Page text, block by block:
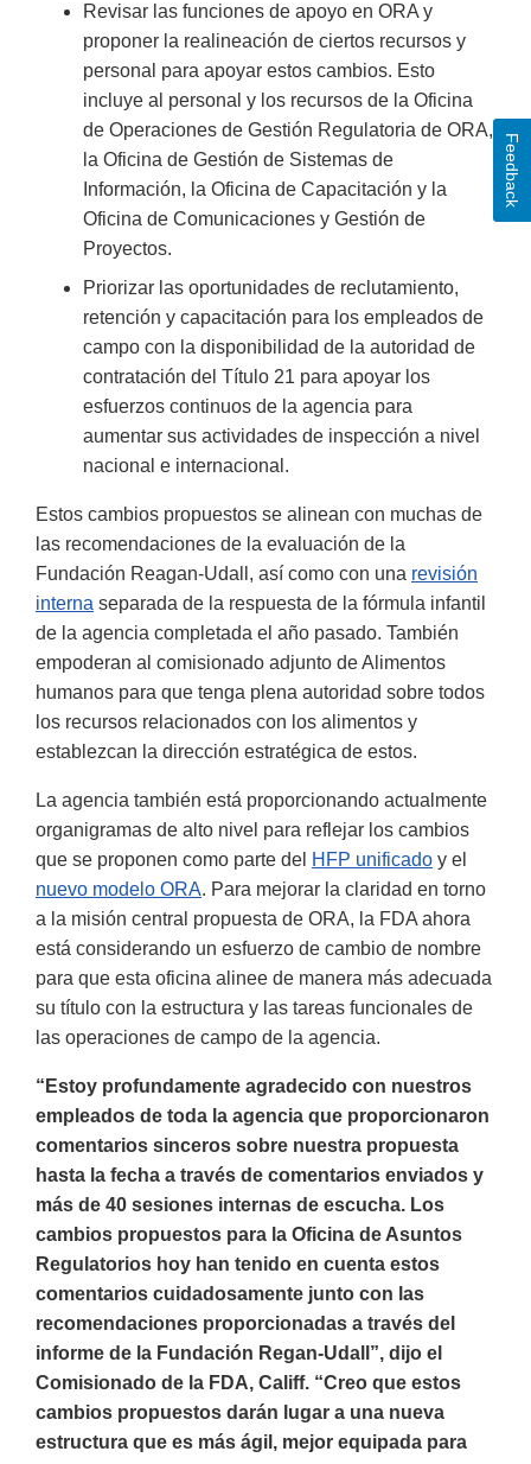
Revisar las funciones de apoyo en ORA y
proponer la realineación de ciertos recursos y
personal para apoyar estos cambios. Esto
incluye al personal y los recursos de la Oficina
de Operaciones de Gestión Regulatoria de ORA,
la Oficina de Gestión de Sistemas de
Información, la Oficina de Capacitación y la
Oficina de Comunicaciones y Gestión de
Proyectos.
Priorizar las oportunidades de reclutamiento,
retención y capacitación para los empleados de
campo con la disponibilidad de la autoridad de
contratación del Título 21 para apoyar los
esfuerzos continuos de la agencia para
aumentar sus actividades de inspección a nivel
nacional e internacional.
Estos cambios propuestos se alinean con muchas de
las recomendaciones de la evaluación de la
Fundación Reagan-Udall, así como con una revisión
interna separada de la respuesta de la fórmula infantil
de la agencia completada el año pasado. También
empoderan al comisionado adjunto de Alimentos
humanos para que tenga plena autoridad sobre todos
los recursos relacionados con los alimentos y
establezcan la dirección estratégica de estos.
La agencia también está proporcionando actualmente
organigramas de alto nivel para reflejar los cambios
que se proponen como parte del HFP unificado y el
nuevo modelo ORA. Para mejorar la claridad en torno
a la misión central propuesta de ORA, la FDA ahora
está considerando un esfuerzo de cambio de nombre
para que esta oficina alinee de manera más adecuada
su título con la estructura y las tareas funcionales de
las operaciones de campo de la agencia.
“Estoy profundamente agradecido con nuestros
empleados de toda la agencia que proporcionaron
comentarios sinceros sobre nuestra propuesta
hasta la fecha a través de comentarios enviados y
más de 40 sesiones internas de escucha. Los
cambios propuestos para la Oficina de Asuntos
Regulatorios hoy han tenido en cuenta estos
comentarios cuidadosamente junto con las
recomendaciones proporcionadas a través del
informe de la Fundación Regan-Udall”, dijo el
Comisionado de la FDA, Califf. “Creo que estos
cambios propuestos darán lugar a una nueva
estructura que es más ágil, mejor equipada para
Feedback